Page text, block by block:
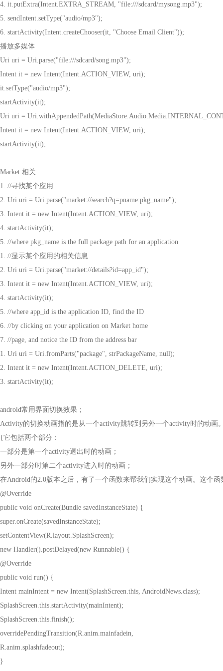
4. it.putExtra(Intent.EXTRA_STREAM, "file:///sdcard/mysong.mp3");
5. sendIntent.setType("audio/mp3");
6. startActivity(Intent.createChooser(it, "Choose Email Client"));
播放多媒体
Uri uri = Uri.parse("file:///sdcard/song.mp3");
Intent it = new Intent(Intent.ACTION_VIEW, uri);
it.setType("audio/mp3");
startActivity(it);
Uri uri =
Intent it = new Intent(Intent.ACTION_VIEW, uri);
startActivity(it);
Market 相关
1. //寻找某个应用
2. Uri uri = Uri.parse("market://search?q=pname:pkg_name");
3. Intent it = new Intent(Intent.ACTION_VIEW, uri);
4. startActivity(it);
5. //where pkg_name is the full package path for an application
1. //显示某个应用的相关信息
2. Uri uri = Uri.parse("market://details?id=app_id");
3. Intent it = new Intent(Intent.ACTION_VIEW, uri);
4. startActivity(it);
5. //where app_id is the application ID, find the ID
6. //by clicking on your application on Market home
7. //page, and notice the ID from the address bar
1. Uri uri = Uri.fromParts("package", strPackageName, null);
2. Intent it = new Intent(Intent.ACTION_DELETE, uri);
3. startActivity(it);
android常用界面切换效果；
Activity的切换动画指的是从一个activity跳转到另外一个activity时的动画
{它包括两个部分：
一部分是第一个activity退出时的动画；
另外一部分时第二个activity进入时的动画；
在Android的2.0版本之后，有了一个函数来帮我们实现这个动画。这个函
@Override
public void onCreate(Bundle savedInstanceState) {
super.onCreate(savedInstanceState);
setContentView(R.layout.SplashScreen);
new Handler().postDelayed(new Runnable() {
@Override
public void run() {
Intent mainIntent = new Intent(SplashScreen.this, AndroidNews.class);
SplashScreen.this.startActivity(mainIntent);
SplashScreen.this.finish();
overridePendingTransition(R.anim.mainfadein,
R.anim.splashfadeout);
}